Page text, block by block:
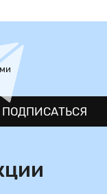
ПОДПИСАТЬСЯ